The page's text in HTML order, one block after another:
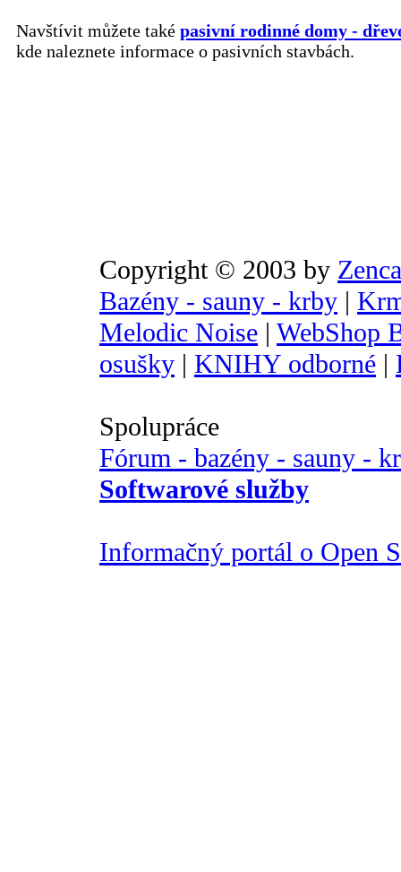
Navštívit můžete také pasivní rodinné domy -
kde naleznete informace o pasivních stavbách.
Copyright © 2003 by
Bazény - sauny - krby |
Melodic Noise | WebShop
osušky | KNIHY odborné |
Spolupráce
Fórum - bazény - sauny -
Softwarové služby
Informačný portál o Open